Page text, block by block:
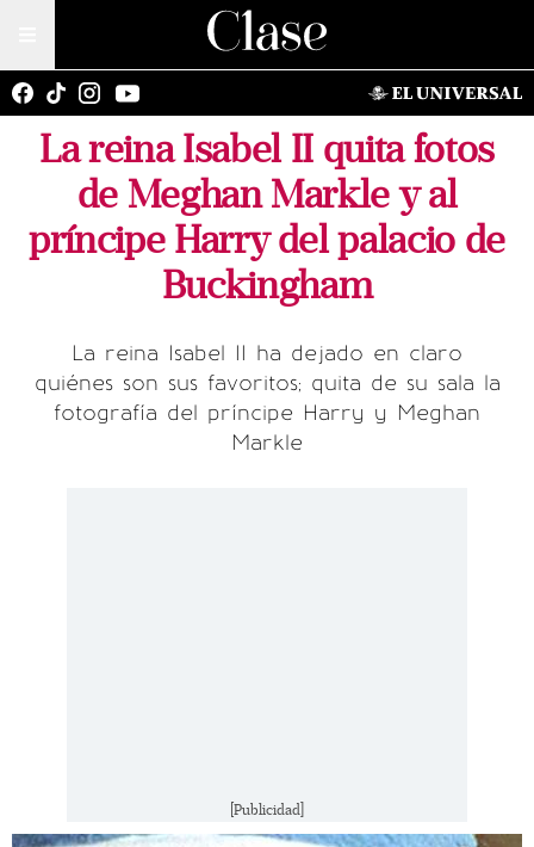
La reina Isabel II quita fotos
de Meghan Markle y al
príncipe Harry del palacio de
Buckingham
La reina Isabel II ha dejado en claro
quiénes son sus favoritos; quita de su sala la
fotografía del príncipe Harry y Meghan
Markle
[Publicidad]